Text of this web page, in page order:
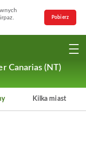
Pobierz
Canarias (NT)
Kilka miast